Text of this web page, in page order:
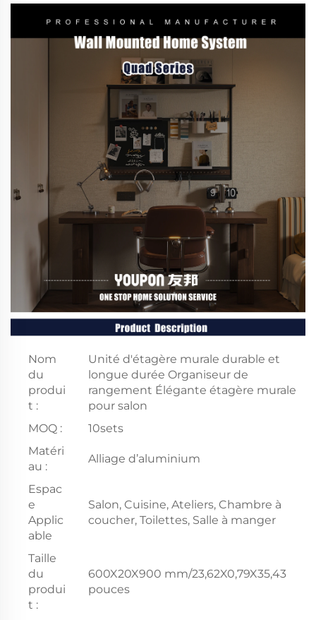
Nom
du
produi
t :
Unité d'étagère murale durable et
longue durée Organiseur de
rangement Élégante étagère murale
pour salon
MOQ :
10sets
Matéri
au :
Alliage d’aluminium
Espac
e
Applic
able
Salon, Cuisine, Ateliers, Chambre à
coucher, Toilettes, Salle à manger
Taille
du
produi
t :
600X20X900 mm/23,62X0,79X35,43
pouces